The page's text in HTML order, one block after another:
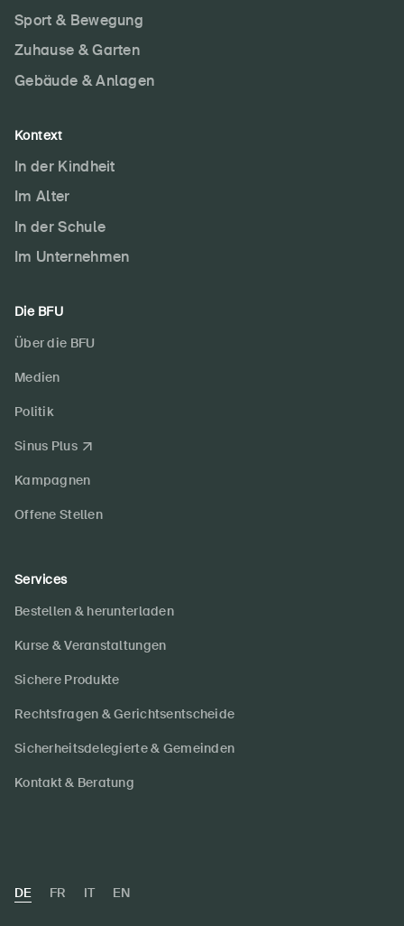
Sport & Bewegung
Zuhause & Garten
Gebäude & Anlagen
Kontext
In der Kindheit
Im Alter
In der Schule
Im Unternehmen
Die BFU
Über die BFU
Medien
Politik
Sinus Plus
Kampagnen
Offene Stellen
Services
Bestellen & herunterladen
Kurse & Veranstaltungen
Sichere Produkte
Rechtsfragen & Gerichtsentscheide
Sicherheitsdelegierte & Gemeinden
Kontakt & Beratung
DE FR IT EN